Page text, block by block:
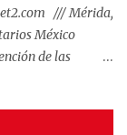
/// Mérida,
México
de las